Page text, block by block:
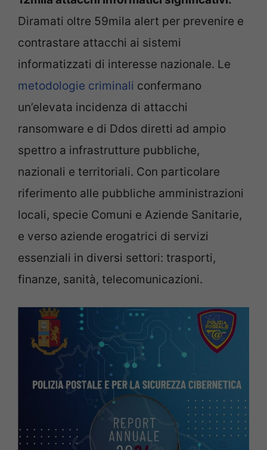
Diramati oltre 59mila alert per prevenire e
contrastare attacchi ai sistemi
informatizzati di interesse nazionale. Le
metodologie criminali confermano
un’elevata incidenza di attacchi
ransomware e di Ddos diretti ad ampio
spettro a infrastrutture pubbliche,
nazionali e territoriali. Con particolare
riferimento alle pubbliche amministrazioni
locali, specie Comuni e Aziende Sanitarie,
e verso aziende erogatrici di servizi
essenziali in diversi settori: trasporti,
finanze, sanità, telecomunicazioni.